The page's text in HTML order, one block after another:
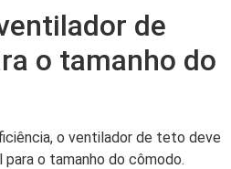
de
o tamanho do
o ventilador de teto deve
o tamanho do cômodo.